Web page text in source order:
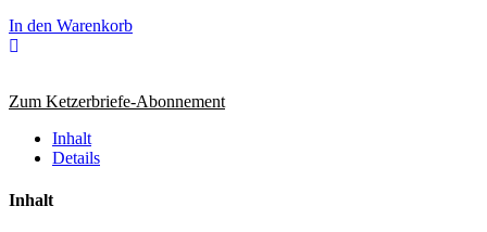
In den Warenkorb
Zum Ketzerbriefe-Abonnement
Inhalt
Details
Inhalt